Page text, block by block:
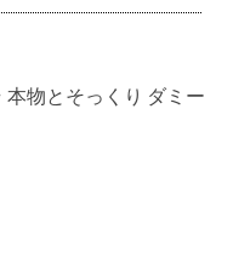
物とそっくり ダミー